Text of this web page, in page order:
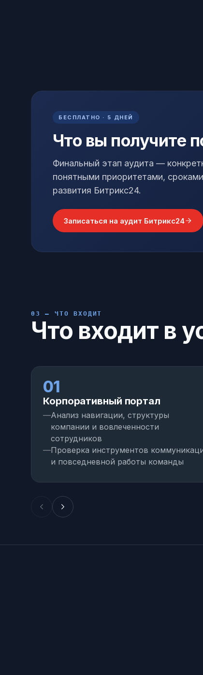
БЕСПЛАТНО · 5 ДНЕЙ
Что вы получите
Финальный этап аудита —
понятными приоритетами,
развития Битрикс24.
Записаться на аудит Битрикс24
03 — ЧТО ВХОДИТ
Что входит в
01
Корпоративный портал
Анализ навигации, структуры
компании и вовлеченности
сотрудников
Проверка инструментов
и повседневной работы команды